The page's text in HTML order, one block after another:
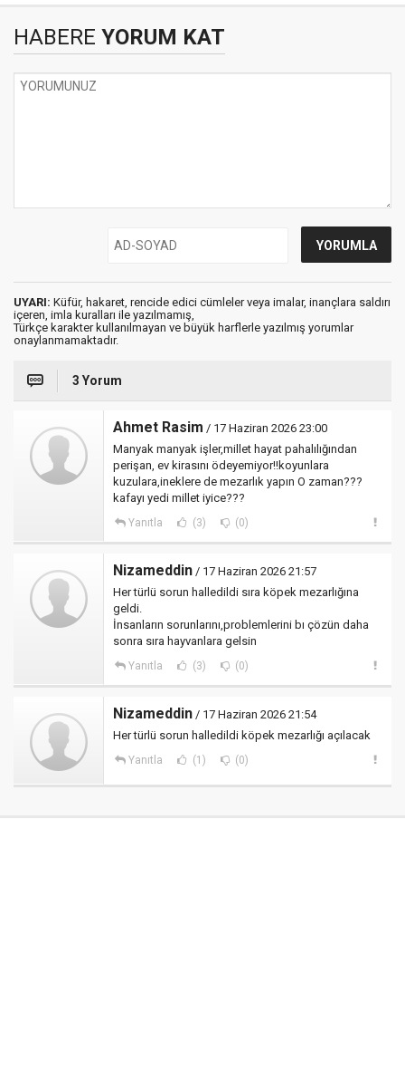
HABERE YORUM KAT
UYARI: Küfür, hakaret, rencide edici cümleler veya imalar, inançlara saldırı
içeren, imla kuralları ile yazılmamış,
Türkçe karakter kullanılmayan ve büyük harflerle yazılmış yorumlar
onaylanmamaktadır.
3 Yorum
Ahmet Rasim / 17 Haziran 2026 23:00
Manyak manyak işler,millet hayat pahalılığından
perişan, ev kirasını ödeyemiyor!!koyunlara
kuzulara,ineklere de mezarlık yapın O zaman???
kafayı yedi millet iyice???
Yanıtla (3) (0)
Nizameddin / 17 Haziran 2026 21:57
Her türlü sorun halledildi sıra köpek mezarlığına
geldi.
İnsanların sorunlarını,problemlerini bı çözün daha
sonra sıra hayvanlara gelsin
Yanıtla (3) (0)
Nizameddin / 17 Haziran 2026 21:54
Her türlü sorun halledildi köpek mezarlığı açılacak
Yanıtla (1) (0)